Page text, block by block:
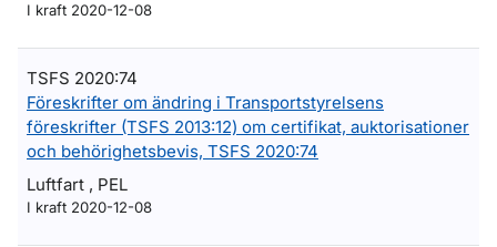
I kraft 2020-12-08
TSFS 2020:74
Föreskrifter om ändring i Transportstyrelsens
föreskrifter (TSFS 2013:12) om certifikat, auktorisationer
och behörighetsbevis, TSFS 2020:74
Luftfart , PEL
I kraft 2020-12-08